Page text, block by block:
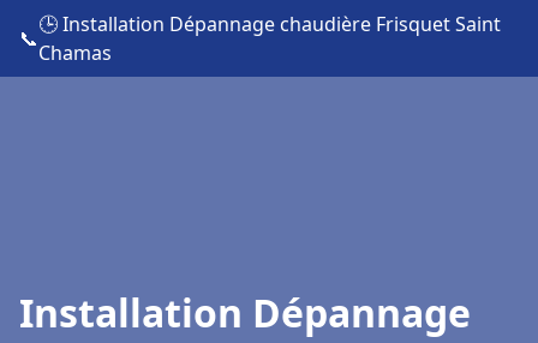
📞
🕒 Installation Dépannage chaudière Frisquet Saint
Chamas
Installation Dépannage